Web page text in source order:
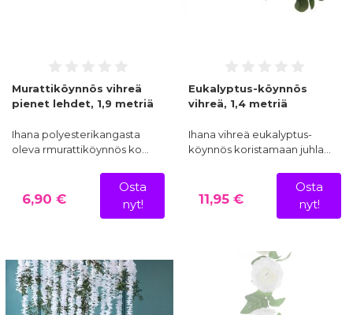
Murattiköynnös vihreä
pienet lehdet, 1,9 metriä
Ihana polyesterikangasta
oleva rmurattiköynnös ko…
6,90 €
Osta
nyt!
Eukalyptus-köynnös
vihreä, 1,4 metriä
Ihana vihreä eukalyptus-
köynnös koristamaan juhla…
11,95 €
Osta
nyt!